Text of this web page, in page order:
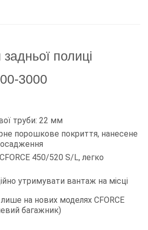
полиці
3000
труби: 22 мм
порошкове покриття, нанесене
450/520 S/L, легко
утримувати вантаж на місці
на нових моделях CFORCE
багажник)